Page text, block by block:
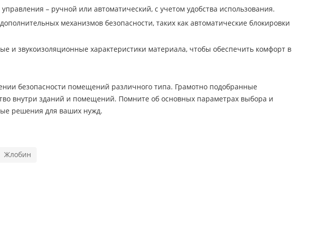
– ручной или автоматический, с учетом удобства использования.
механизмов безопасности, таких как автоматические блокировки
и звукоизоляционные характеристики материала, чтобы обеспечить комфорт в
безопасности помещений различного типа. Грамотно подобранные
внутри зданий и помещений. Помните об основных параметрах выбора и
решения для ваших нужд.
Жлобин